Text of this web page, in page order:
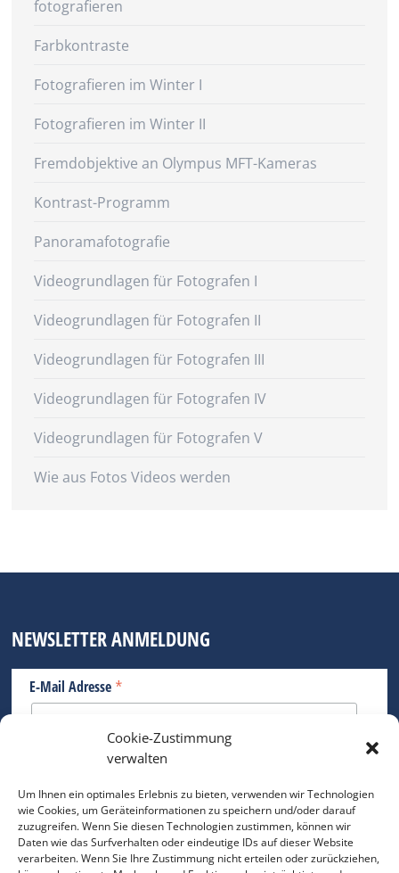
Cookie-Zustimmung
verwalten
Um Ihnen ein optimales Erlebnis zu bieten, verwenden wir Technologien
wie Cookies, um Geräteinformationen zu speichern und/oder darauf
zuzugreifen. Wenn Sie diesen Technologien zustimmen, können wir
Daten wie das Surfverhalten oder eindeutige IDs auf dieser Website
verarbeiten. Wenn Sie Ihre Zustimmung nicht erteilen oder zurückziehen,
fotografieren
Farbkontraste
Fotografieren im Winter I
Fotografieren im Winter II
Fremdobjektive an Olympus MFT-Kameras
Kontrast-Programm
Panoramafotografie
Videogrundlagen für Fotografen I
Videogrundlagen für Fotografen II
Videogrundlagen für Fotografen III
Videogrundlagen für Fotografen IV
Videogrundlagen für Fotografen V
Wie aus Fotos Videos werden
NEWSLETTER ANMELDUNG
E-Mail Adresse *
Bitte geben Sie Ihre E-Mail Adresse ein.
*